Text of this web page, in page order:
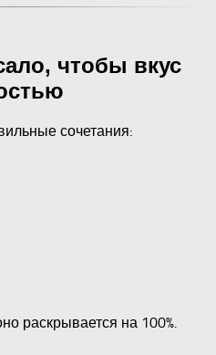
чтобы вкус
сочетания:
раскрывается на 100%.